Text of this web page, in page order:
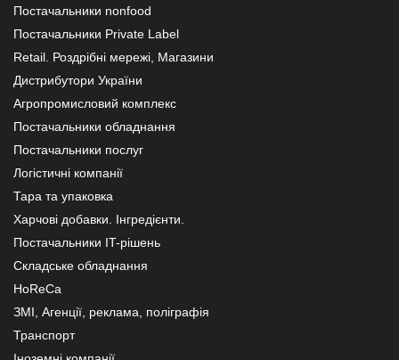
Постачальники nonfood
Постачальники Private Label
Retail. Роздрібні мережі, Магазини
Дистрибутори України
Агропромисловий комплекс
Постачальники обладнання
Постачальники послуг
Логістичні компанії
Тара та упаковка
Харчові добавки. Інгредієнти.
Постачальники IT-рішень
Складське обладнання
HoReCa
ЗМІ, Агенції, реклама, поліграфія
Транспорт